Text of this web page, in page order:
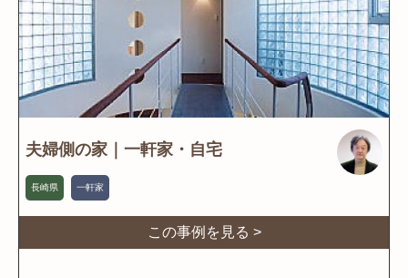
夫婦側の家｜一軒家・自宅
長崎県 一軒家
この事例を見る >